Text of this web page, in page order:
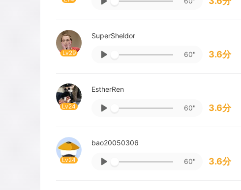
Lv29
SuperSheldor
60" 3.6分
Lv24
EstherRen
60" 3.6分
Lv24
bao20050306
60" 3.6分